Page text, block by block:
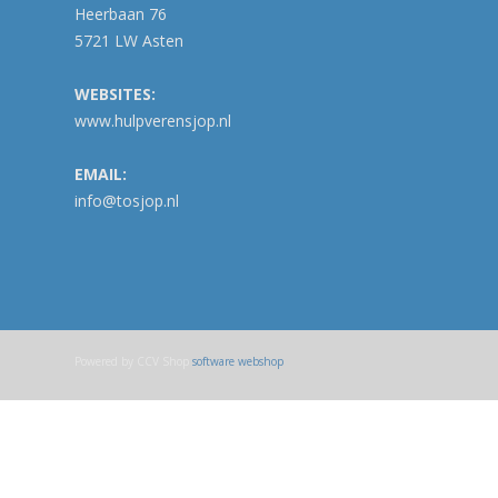
Heerbaan 76
5721 LW Asten
WEBSITES:
www.hulpverensjop.nl
EMAIL:
info@tosjop.nl
software webshop